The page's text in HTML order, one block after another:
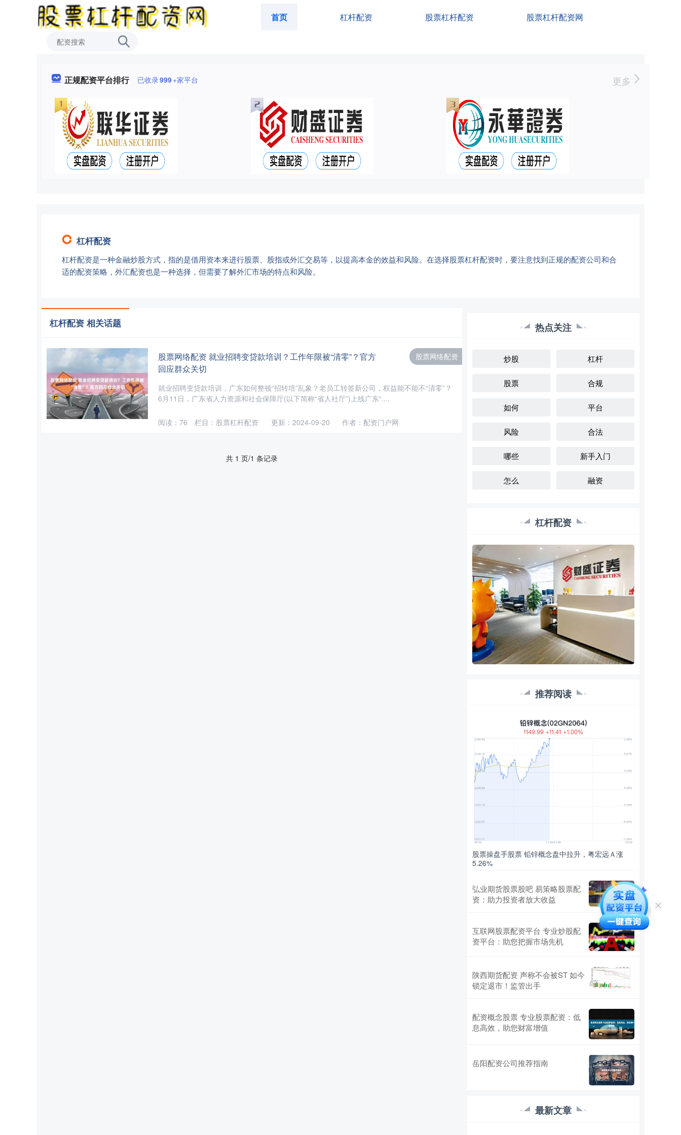
首页 杠杆配资 股票杠杆配资 股票杠杆配资网
正规配资平台排行 已收录999+家平台 更多
杠杆配资
杠杆配资是一种金融炒股方式，指的是借用资本来进行股票、股指或外汇交易等，以提高本金的效益和风险。在选择股票杠杆配资时，要注意找到正规的配资公司和合
适的配资策略，外汇配资也是一种选择，但需要了解外汇市场的特点和风险。
杠杆配资 相关话题
股票网络配资 就业招聘变贷款培训？工作年限被“清零”？官方
回应群众关切
就业招聘变贷款培训，广东如何整顿“招转培”乱象？老员工转签新公司，权益能不能不“清零”？
6月11日，广东省人力资源和社会保障厅(以下简称“省人社厅”)上线广东“....
股票网络配资
更新：2024-09-20 作者：配资门户网
阅读： 76 栏目： 股票杠杆配资
共 1 页/1 条记录
热点关注
炒股 杠杆
股票 合规
如何 平台
风险 合法
哪些 新手入门
怎么 融资
杠杆配资
推荐阅读
股票操盘手股票 铅锌概念盘中拉升，粤宏远Ａ涨
5.26%
弘业期货股票股吧 易策略股票配
资：助力投资者放大收益
互联网股票配资平台 专业炒股配
资平台：助您把握市场先机
陕西期货配资 声称不会被ST 如今
锁定退市！监管出手
配资概念股票 专业股票配资：低
息高效，助您财富增值
岳阳配资公司推荐指南
最新文章